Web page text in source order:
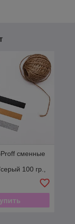
сменные
100 гр.,